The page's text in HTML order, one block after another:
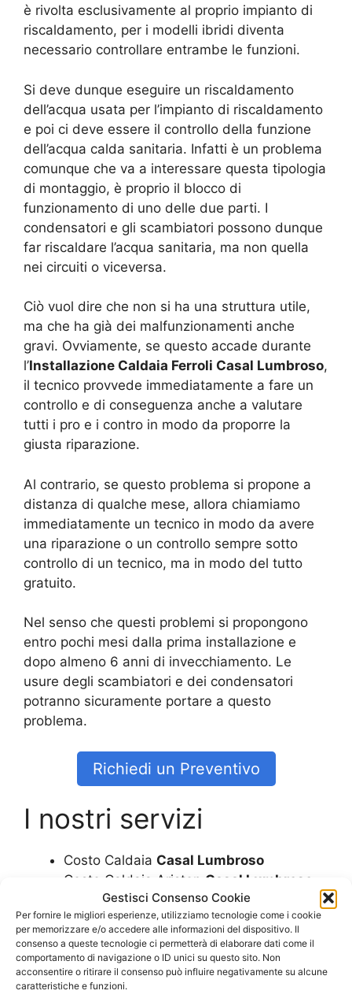
Gestisci Consenso Cookie
Per fornire le migliori esperienze, utilizziamo tecnologie come i cookie
per memorizzare e/o accedere alle informazioni del dispositivo. Il
consenso a queste tecnologie ci permetterà di elaborare dati come il
comportamento di navigazione o ID unici su questo sito. Non
acconsentire o ritirare il consenso può influire negativamente su alcune
caratteristiche e funzioni.
è rivolta esclusivamente al proprio impianto di
riscaldamento, per i modelli ibridi diventa
necessario controllare entrambe le funzioni.
Si deve dunque eseguire un riscaldamento
dell’acqua usata per l’impianto di riscaldamento
e poi ci deve essere il controllo della funzione
dell’acqua calda sanitaria. Infatti è un problema
comunque che va a interessare questa tipologia
di montaggio, è proprio il blocco di
funzionamento di uno delle due parti. I
condensatori e gli scambiatori possono dunque
far riscaldare l’acqua sanitaria, ma non quella
nei circuiti o viceversa.
Ciò vuol dire che non si ha una struttura utile,
ma che ha già dei malfunzionamenti anche
gravi. Ovviamente, se questo accade durante
l’Installazione Caldaia Ferroli Casal Lumbroso,
il tecnico provvede immediatamente a fare un
controllo e di conseguenza anche a valutare
tutti i pro e i contro in modo da proporre la
giusta riparazione.
Al contrario, se questo problema si propone a
distanza di qualche mese, allora chiamiamo
immediatamente un tecnico in modo da avere
una riparazione o un controllo sempre sotto
controllo di un tecnico, ma in modo del tutto
gratuito.
Nel senso che questi problemi si propongono
entro pochi mesi dalla prima installazione e
dopo almeno 6 anni di invecchiamento. Le
usure degli scambiatori e dei condensatori
potranno sicuramente portare a questo
problema.
Richiedi un Preventivo
I nostri servizi
Costo Caldaia Casal Lumbroso
Costo Caldaia Ariston Casal Lumbroso
Costo Caldaia BerettaCasal Lumbroso
Costo Caldaia BiasiCasal Lumbroso
Costo Caldaia FerroliCasal Lumbroso
Costo Caldaia ImmergasCasal
Lumbroso